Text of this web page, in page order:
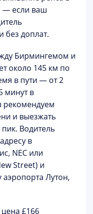
— если ваш
без доплат.
Бирмингемом и
около 145 км по
в пути — от 2
минут в
рекомендуем
и выезжать
Водитель
в
NEC или
Street) и
Лутон,
цена £166